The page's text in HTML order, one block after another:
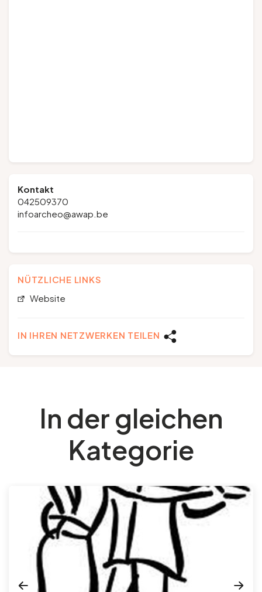
Kontakt
042509370
infoarcheo@awap.be
NÜTZLICHE LINKS
Website
IN IHREN NETZWERKEN TEILEN
In der gleichen
Kategorie